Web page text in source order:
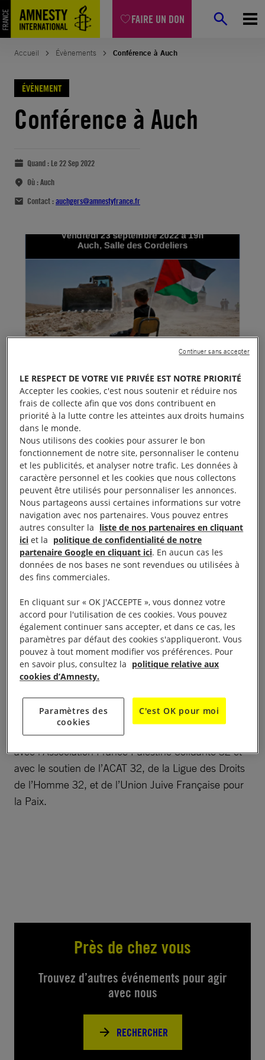
FAIRE UN DON
Accueil Évènements Conférence à Auch
ÉVÈNEMENT
Conférence à Auch
Quand : Le 22 Sep 2022
Où :Auch
Contact :auchgers@amnestyfrance.fr
Conférence : Israël: A quoi ressemble l’apartheid
envers le peuple palestinien? de 19h à 21h
Vendredi 23 septembre 2022 à 19h, salle des
Coordinatrice de la région Israël/Territoires
palestiniens occupés /Palestine (Etat de) à Amnesty
International France animera la rencontre – débat
intitulée: Israël: A quoi ressemble l’apartheid envers
le peuple palestinien? Sera la pétition pour
demander au Premier ministre israélien Yaïr Lapid
de mettre fin immédiatement aux démolitions et aux
expulsions forcées. Cette rencontre est organisée
par lAmnesty International Auch, Gers, en liaison
avec l’Association France Palestine Solidarité 32 et
avec le soutien de l’ACAT 32, de la Ligue des Droits
de l’Homme 32, et de l’Union Juive Française pour
la Paix.
Près de chez vous
Trouvez d’autres événements pour agir
avec nous
RECHERCHER
LE RESPECT DE VOTRE VIE PRIVÉE EST NOTRE PRIORITÉ
Accepter les cookies, c'est nous soutenir et réduire nos
frais de collecte afin que vos dons contribuent en
priorité à la lutte contre les atteintes aux droits humains
dans le monde.
Nous utilisons des cookies pour assurer le bon
fonctionnement de notre site, personnaliser le contenu
et les publicités, et analyser notre trafic. Les données à
caractère personnel et les cookies que nous collectons
peuvent être utilisés pour personnaliser les annonces.
Nous partageons aussi certaines informations sur votre
navigation avec nos partenaires. Vous pouvez entres
autres consulter la liste de nos partenaires en cliquant
ici et la politique de confidentialité de notre
partenaire Google en cliquant ici. En aucun cas les
données de nos bases ne sont revendues ou utilisées à
des fins commerciales.
En cliquant sur « OK J'ACCEPTE », vous donnez votre
accord pour l'utilisation de ces cookies. Vous pouvez
également continuer sans accepter, et dans ce cas, les
paramètres par défaut des cookies s'appliqueront. Vous
pouvez à tout moment modifier vos préférences. Pour
en savoir plus, consultez la politique relative aux
cookies d’Amnesty.
Paramètres des
cookies
C'est OK pour moi
Continuer sans accepter